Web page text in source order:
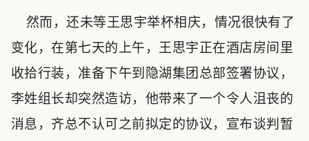
然而，还未等王思宇举杯相庆，情况很快有了
变化，在第七天的上午，王思宇正在酒店房间里
收拾行装，准备下午到隐湖集团总部签署协议，
李姓组长却突然造访，他带来了一个令人沮丧的
消息，齐总不认可之前拟定的协议，宣布谈判暂